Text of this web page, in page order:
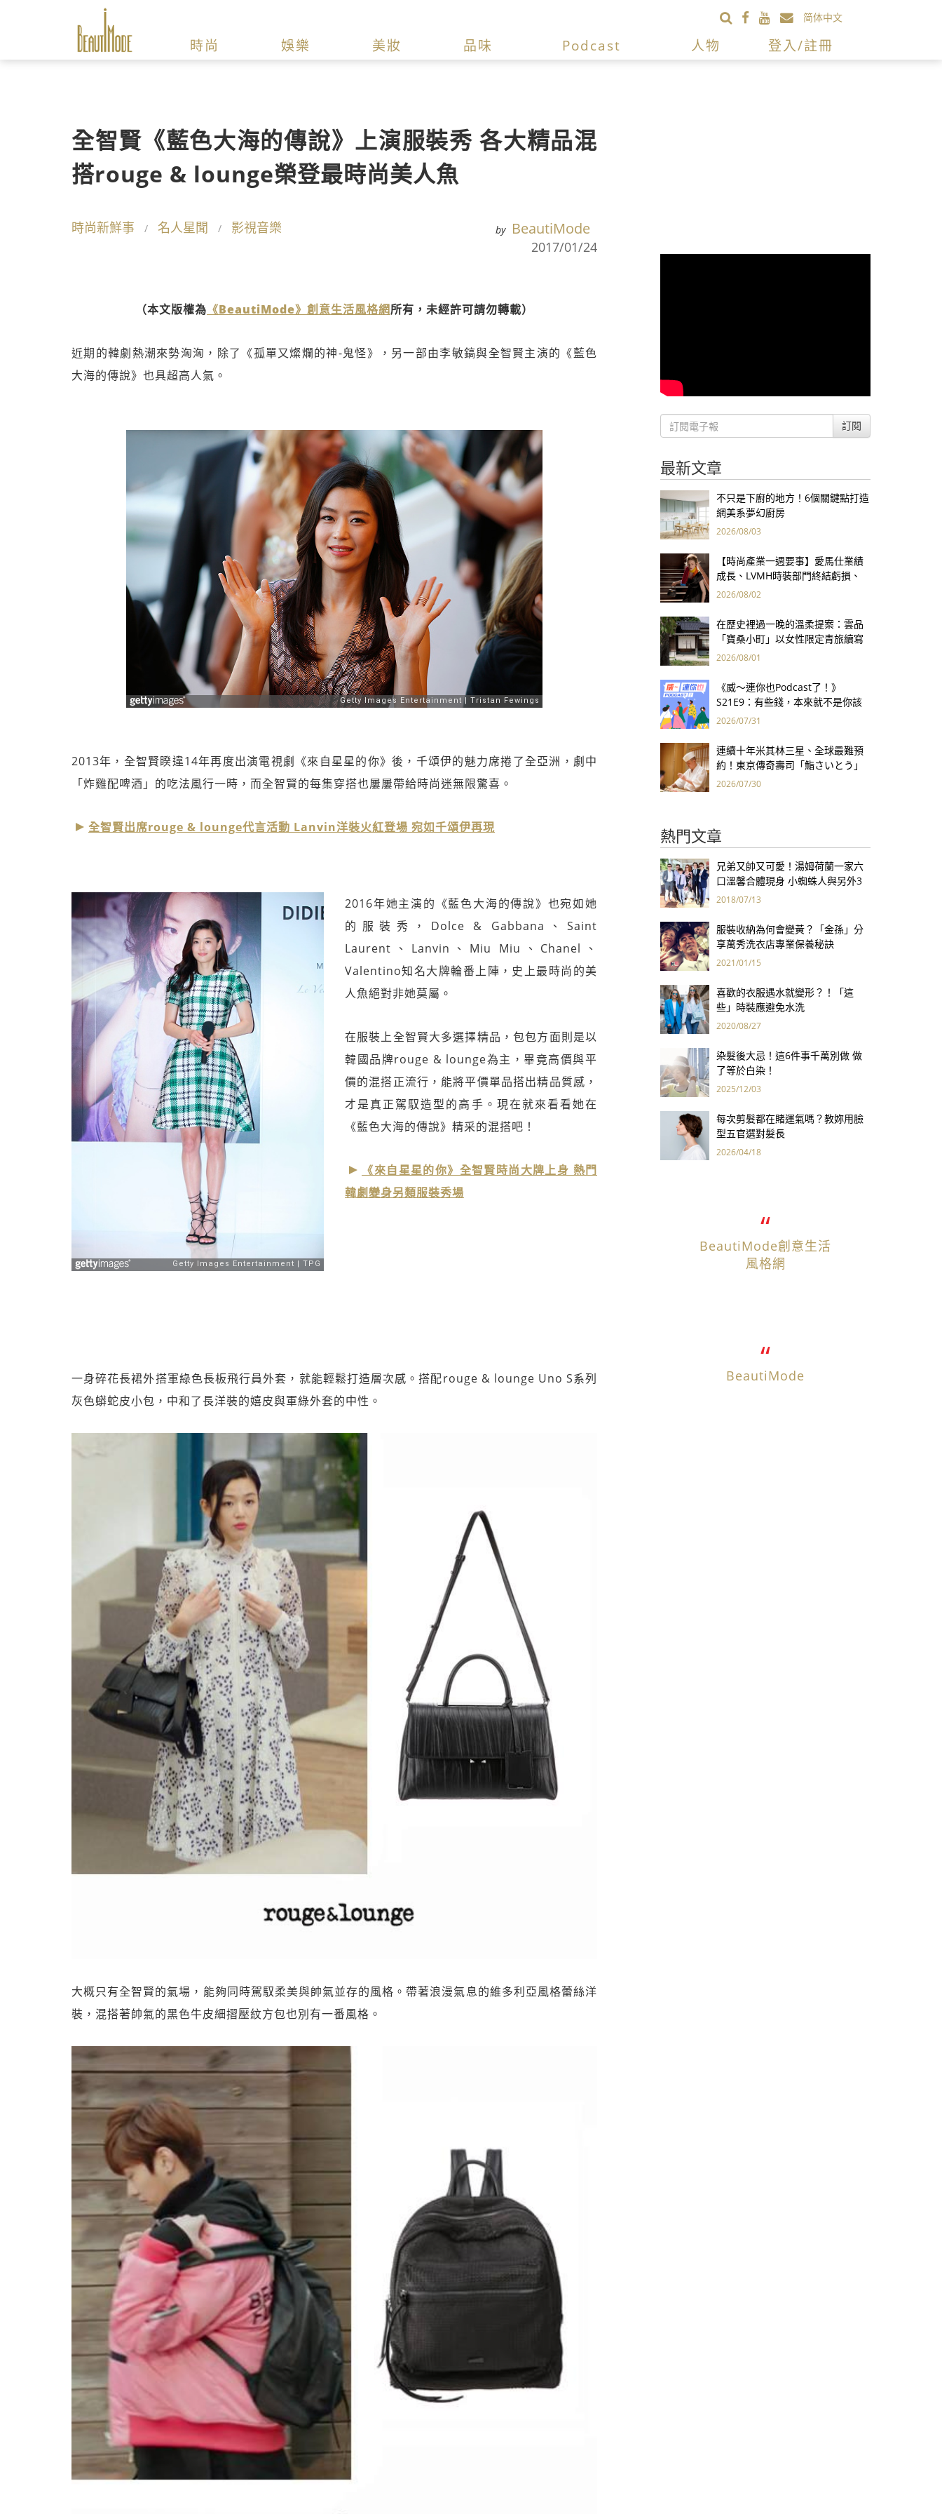
简体中文
時尚 娛樂 美妝 品味 Podcast 人物 登入/註冊
全智賢《藍色大海的傳說》上演服裝秀 各大精品混
搭rouge & lounge榮登最時尚美人魚
時尚新鮮事 名人星聞 影視音樂 by BeautiMode
2017/01/24
（本文版權為 《BeautiMode》創意生活風格網所有，未經許可請勿轉載）
近期的韓劇熱潮來勢洶洶，除了《孤單又燦爛的神-鬼怪》，另一部由李敏鎬與全智賢主演的《藍色
大海的傳說》也具超高人氣。
2013年，全智賢睽違14年再度出演電視劇《來自星星的你》後，千頌伊的魅力席捲了全亞洲，劇中
「炸雞配啤酒」的吃法風行一時，而全智賢的每集穿搭也屢屢帶給時尚迷無限驚喜。
全智賢出席rouge & lounge代言活動 Lanvin洋裝火紅登場 宛如千頌伊再現
2016年她主演的《藍色大海的傳說》也宛如她
的服裝秀，Dolce & Gabbana、Saint
Laurent、Lanvin、Miu Miu、Chanel、
Valentino知名大牌輪番上陣，史上最時尚的美
人魚絕對非她莫屬。
在服裝上全智賢大多選擇精品，包包方面則是以
韓國品牌rouge & lounge為主，畢竟高價與平
價的混搭正流行，能將平價單品搭出精品質感，
才是真正駕馭造型的高手。現在就來看看她在
《藍色大海的傳說》精采的混搭吧！
《來自星星的你》全智賢時尚大牌上身 熱門
韓劇變身另類服裝秀場
一身碎花長裙外搭軍綠色長板飛行員外套，就能輕鬆打造層次感。搭配rouge & lounge Uno S系列
灰色蟒蛇皮小包，中和了長洋裝的嬉皮與軍綠外套的中性。
大概只有全智賢的氣場，能夠同時駕馭柔美與帥氣並存的風格。帶著浪漫氣息的維多利亞風格蕾絲洋
裝，混搭著帥氣的黑色牛皮細摺壓紋方包也別有一番風格。
訂閱
最新文章
不只是下廚的地方！6個關鍵點打造
網美系夢幻廚房
2026/08/03
【時尚產業一週要事】愛馬仕業績
成長、LVMH時裝部門終結虧損、
Kering轉型策略初現成效、Prada
2026/08/02
在歷史裡過一晚的溫柔提案：雲品
「寶桑小町」以女性限定青旅續寫
台東老屋記憶
2026/08/01
《威～連你也Podcast了！》
S21E9：有些錢，本來就不是你該
賺的——讀《一個投機者的告白》
2026/07/31
連續十年米其林三星、全球最難預
約！東京傳奇壽司「鮨さいとう」
為何破例首度來台？
2026/07/30
熱門文章
兄弟又帥又可愛！湯姆荷蘭一家六
口溫馨合體現身 小蜘蛛人與另外3
個弟弟感情超好！
2018/07/13
服裝收納為何會變黃？「金孫」分
享萬秀洗衣店專業保養秘訣
2021/01/15
喜歡的衣服遇水就變形？！「這
些」時裝應避免水洗
2020/08/27
染髮後大忌！這6件事千萬別做 做
了等於白染！
2025/12/03
每次剪髮都在賭運氣嗎？教妳用臉
型五官選對髮長
2026/04/18
BeautiMode創意生活
風格網
BeautiMode